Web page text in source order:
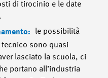
di tirocinio e le date
le possibilità
sono quasi
lasciato la scuola, ci
portano all’industria